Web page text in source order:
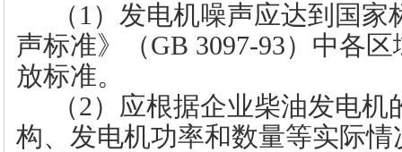
（1）发电机噪声应达到国家
声标准》（GB 3097-93）中各
放标准。
（2）应根据企业柴油发电机
构、发电机功率和数量等实际